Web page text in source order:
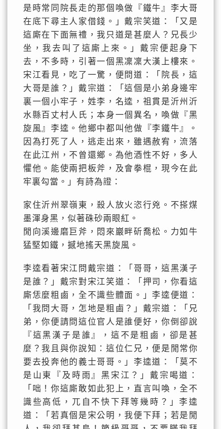
是時常同院長走的那個喚做『鐵牛』李大哥
在底下尋主人家借錢。」戴宗笑道：「又是
這廝在下面無禮，我只道是甚麼人？兄長少
坐，我去叫了這廝上來。」戴宗便起身下
去，不多時，引著一個黑凜凜大漢上樓來。
宋江看見，吃了一驚，便問道：「院長，這
大哥是誰？」戴宗道：「這個是小弟身邊牢
裏一個小牢子，姓李，名逵，祖貫是沂州沂
水縣百丈村人氏；本身一個異名，喚做『黑
旋風』李逵。他鄉中都叫他做『李鐵牛』。
因為打死了人，逃走出來，雖遇赦宥，流落
在此江州，不曾還鄉。為他酒性不好，多人
懼他。能使兩把板斧，及會拳棍，現今在此
牢裏勾當。」有詩為證：
家住沂州翠嶺東，殺人放火恣行兇。不搽煤
墨渾身黑，似著硃砂兩眼紅。
閒向溪邊磨巨斧，悶來巖畔斫喬松。力如牛
猛堅如鐵，撼地搖天黑旋風。
李逵看著宋江問戴宗道：「哥哥，這黑漢子
是誰？」戴宗對宋江笑道：「押司，你看這
廝恁麼粗鹵，全不識些體面。」李逵便道：
「我問大哥，怎地是粗鹵？」戴宗道：「兄
弟，你便請問這位官人是誰便好，你倒卻說
『這黑漢子是誰』，這不是粗鹵，卻是甚
麼？我且與你說知：這位仁兄，便是閒常你
要去投奔他的義士哥哥。」李逵道：「莫不
是山東『及時雨』黑宋江？」戴宗喝道：
「咄！你這廝敢如此犯上，直言叫喚，全不
識些高低，兀自不快下拜等幾時？」李逵
道：「若真個是宋公明，我便下拜；若是閒